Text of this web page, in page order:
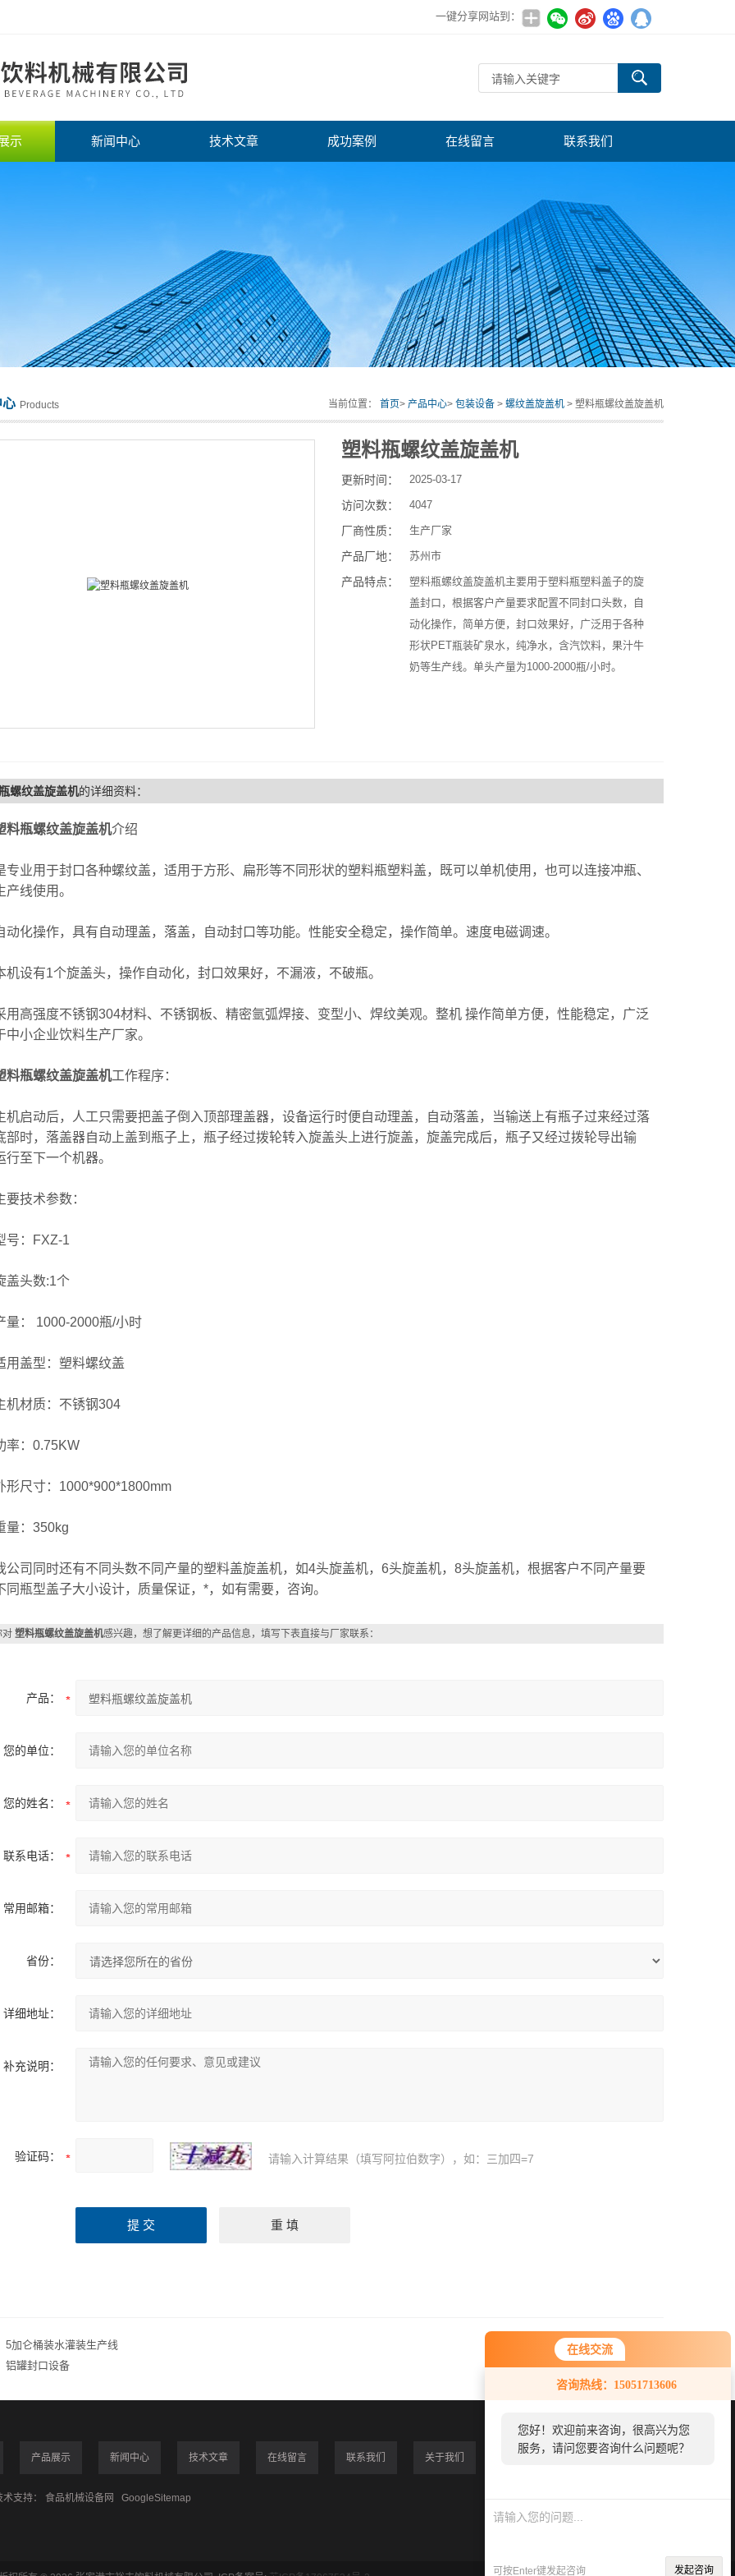
在线交流
咨询热线：15051713606
您好！欢迎前来咨询，很高兴为您
服务，请问您要咨询什么问题呢？
可按Enter键发起咨询 发起咨询
一键分享网站到：
示 新闻中心 技术文章 成功案例 在线留言 联系我们
心 Products 当前位置： 首页> 产品中心> 包装设备 > 螺纹盖旋盖机 > 塑料瓶螺纹盖旋盖机
塑料瓶螺纹盖旋盖机
更新时间： 2025-03-17
访问次数： 4047
厂商性质： 生产厂家
产品厂地： 苏州市
产品特点：
塑料瓶螺纹盖旋盖机主要用于塑料瓶塑料盖子的旋
盖封口，根据客户产量要求配置不同封口头数，自
动化操作，简单方便，封口效果好，广泛用于各种
形状PET瓶装矿泉水，纯净水，含汽饮料，果汁牛
奶等生产线。单头产量为1000-2000瓶/小时。
螺纹盖旋盖机的详细资料：
料瓶螺纹盖旋盖机介绍
用于封口各种螺纹盖，适用于方形、扁形等不同形状的塑料瓶塑料盖，既可以单机使用，也可以连接冲瓶、
产线使用。
操作，具有自动理盖，落盖，自动封口等功能。性能安全稳定，操作简单。速度电磁调速。
有1个旋盖头，操作自动化，封口效果好，不漏液，不破瓶。
强度不锈钢304材料、不锈钢板、精密氩弧焊接、变型小、焊纹美观。整机 操作简单方便，性能稳定，广泛
中小企业饮料生产厂家。
料瓶螺纹盖旋盖机工作程序：
动后，人工只需要把盖子倒入顶部理盖器，设备运行时便自动理盖，自动落盖，当输送上有瓶子过来经过落
部时，落盖器自动上盖到瓶子上，瓶子经过拨轮转入旋盖头上进行旋盖，旋盖完成后，瓶子又经过拨轮导出输
行至下一个机器。
技术参数：
：FXZ-1
头数:1个
： 1000-2000瓶/小时
盖型：塑料螺纹盖
材质：不锈钢304
：0.75KW
尺寸：1000*900*1800mm
：350kg
同时还有不同头数不同产量的塑料盖旋盖机，如4头旋盖机，6头旋盖机，8头旋盖机，根据客户不同产量要
同瓶型盖子大小设计，质量保证，*，如有需要，咨询。
塑料瓶螺纹盖旋盖机感兴趣，想了解更详细的产品信息，填写下表直接与厂家联系：
产品：
您的单位：
您的姓名：
联系电话：
常用邮箱：
省份：
详细地址：
补充说明：
验证码： 请输入计算结果（填写阿拉伯数字），如：三加四=7
5加仑桶装水灌装生产线
铝罐封口设备
产品展示 新闻中心 技术文章 在线留言 联系我们 关于我们
术支持： 食品机械设备网 GoogleSitemap